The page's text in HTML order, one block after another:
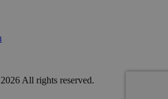
All rights reserved.